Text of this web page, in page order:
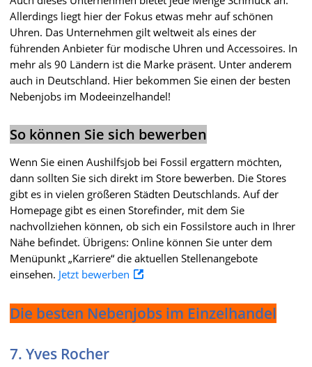
Allerdings liegt hier der Fokus etwas mehr auf schönen
Uhren. Das Unternehmen gilt weltweit als eines der
führenden Anbieter für modische Uhren und Accessoires. In
mehr als 90 Ländern ist die Marke präsent. Unter anderem
auch in Deutschland. Hier bekommen Sie einen der besten
Nebenjobs im Modeeinzelhandel!
So können Sie sich bewerben
Wenn Sie einen Aushilfsjob bei Fossil ergattern möchten,
dann sollten Sie sich direkt im Store bewerben. Die Stores
gibt es in vielen größeren Städten Deutschlands. Auf der
Homepage gibt es einen Storefinder, mit dem Sie
nachvollziehen können, ob sich ein Fossilstore auch in Ihrer
Nähe befindet. Übrigens: Online können Sie unter dem
Menüpunkt „Karriere“ die aktuellen Stellenangebote
einsehen. Jetzt bewerben
Die besten Nebenjobs im Einzelhandel
7. Yves Rocher